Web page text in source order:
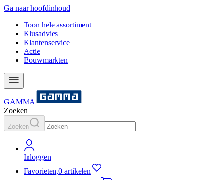
Ga naar hoofdinhoud
Toon hele assortiment
Klusadvies
Klantenservice
Actie
Bouwmarkten
GAMMA
Zoeken
Zoeken
Inloggen
Favorieten,0 artikelen